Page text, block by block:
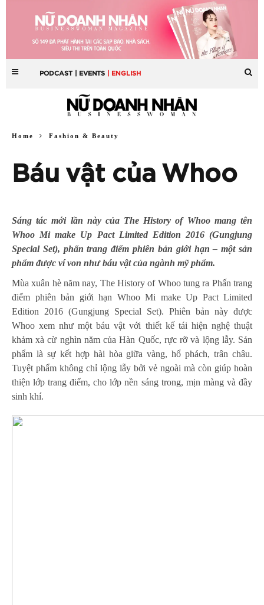
PODCAST | EVENTS | ENGLISH
Home Fashion & Beauty
Báu vật của Whoo
Sáng tác mới lần này của The History of Whoo mang tên
Whoo Mi make Up Pact Limited Edition 2016 (Gungjung
Special Set), phấn trang điểm phiên bản giới hạn – một sản
phẩm được ví von như báu vật của ngành mỹ phẩm.
Mùa xuân hè năm nay, The History of Whoo tung ra Phấn trang
điểm phiên bản giới hạn Whoo Mi make Up Pact Limited
Edition 2016 (Gungjung Special Set). Phiên bản này được
Whoo xem như một báu vật với thiết kế tái hiện nghệ thuật
khảm xà cừ nghìn năm của Hàn Quốc, rực rỡ và lộng lẫy. Sản
phẩm là sự kết hợp hài hòa giữa vàng, hổ phách, trân châu.
Tuyệt phẩm không chỉ lộng lẫy bởi vẻ ngoài mà còn giúp hoàn
thiện lớp trang điểm, cho lớp nền sáng trong, mịn màng và đầy
sinh khí.